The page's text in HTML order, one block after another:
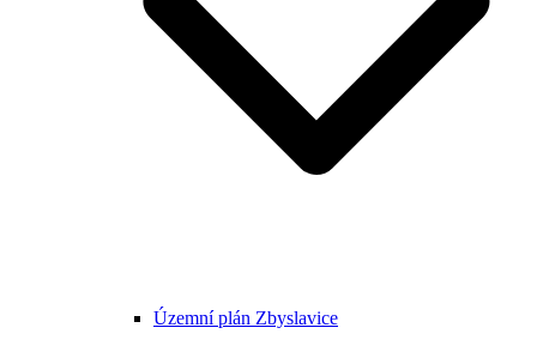
Územní plán Zbyslavice